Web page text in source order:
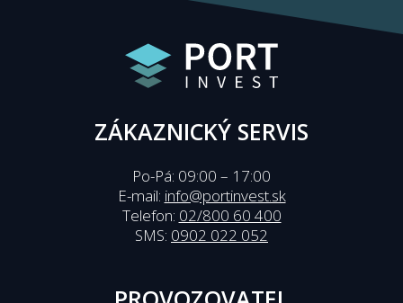
ZÁKAZNICKÝ SERVIS
Po-Pá: 09:00 – 17:00
E-mail: info@portinvest.sk
Telefon: 02/800 60 400
SMS: 0902 022 052